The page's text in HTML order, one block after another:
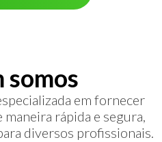
somos
em fornecer
rápida e segura,
diversos profissionais.